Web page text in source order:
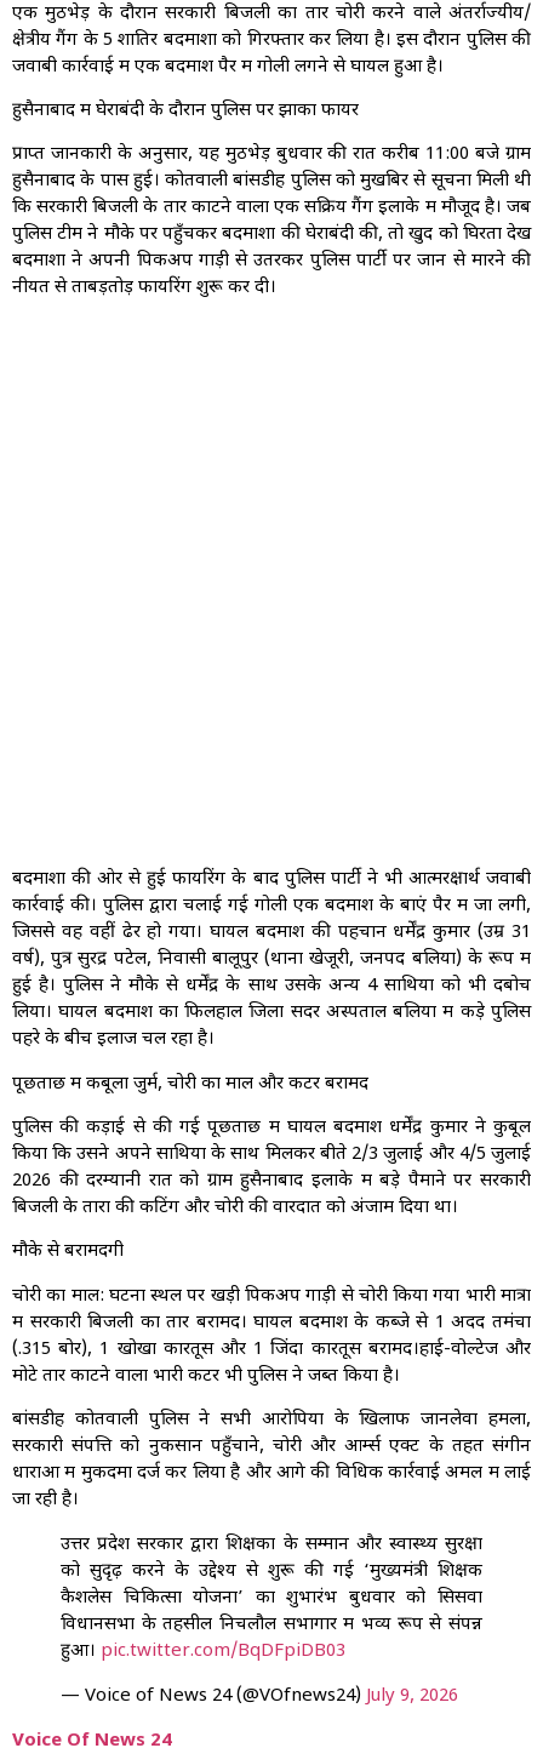
एक मुठभेड़ के दौरान सरकारी बिजली का तार चोरी करने वाले अंतर्राज्यीय/
क्षेत्रीय गैंग के 5 शातिर बदमाशों को गिरफ्तार कर लिया है। इस दौरान पुलिस की
जवाबी कार्रवाई में एक बदमाश पैर में गोली लगने से घायल हुआ है।
हुसैनाबाद में घेराबंदी के दौरान पुलिस पर झोंका फायर
प्राप्त जानकारी के अनुसार, यह मुठभेड़ बुधवार की रात करीब 11:00 बजे ग्राम
हुसैनाबाद के पास हुई। कोतवाली बांसडीह पुलिस को मुखबिर से सूचना मिली थी
कि सरकारी बिजली के तार काटने वाला एक सक्रिय गैंग इलाके में मौजूद है। जब
पुलिस टीम ने मौके पर पहुँचकर बदमाशों की घेराबंदी की, तो खुद को घिरता देख
बदमाशों ने अपनी पिकअप गाड़ी से उतरकर पुलिस पार्टी पर जान से मारने की
नीयत से ताबड़तोड़ फायरिंग शुरू कर दी।
बदमाशों की ओर से हुई फायरिंग के बाद पुलिस पार्टी ने भी आत्मरक्षार्थ जवाबी
कार्रवाई की। पुलिस द्वारा चलाई गई गोली एक बदमाश के बाएं पैर में जा लगी,
जिससे वह वहीं ढेर हो गया। घायल बदमाश की पहचान धर्मेंद्र कुमार (उम्र 31
वर्ष), पुत्र सुरेंद्र पटेल, निवासी बालूपुर (थाना खेजूरी, जनपद बलिया) के रूप में
हुई है। पुलिस ने मौके से धर्मेंद्र के साथ उसके अन्य 4 साथियों को भी दबोच
लिया। घायल बदमाश का फिलहाल जिला सदर अस्पताल बलिया में कड़े पुलिस
पहरे के बीच इलाज चल रहा है।
पूछताछ में कबूला जुर्म, चोरी का माल और कटर बरामद
पुलिस की कड़ाई से की गई पूछताछ में घायल बदमाश धर्मेंद्र कुमार ने कुबूल
किया कि उसने अपने साथियों के साथ मिलकर बीते 2/3 जुलाई और 4/5 जुलाई
2026 की दरम्यानी रात को ग्राम हुसैनाबाद इलाके में बड़े पैमाने पर सरकारी
बिजली के तारों की कटिंग और चोरी की वारदात को अंजाम दिया था।
मौके से बरामदगी
चोरी का माल: घटना स्थल पर खड़ी पिकअप गाड़ी से चोरी किया गया भारी मात्रा
में सरकारी बिजली का तार बरामद। घायल बदमाश के कब्जे से 1 अदद तमंचा
(.315 बोर), 1 खोखा कारतूस और 1 जिंदा कारतूस बरामद।हाई-वोल्टेज और
मोटे तार काटने वाला भारी कटर भी पुलिस ने जब्त किया है।
बांसडीह कोतवाली पुलिस ने सभी आरोपियों के खिलाफ जानलेवा हमला,
सरकारी संपत्ति को नुकसान पहुँचाने, चोरी और आर्म्स एक्ट के तहत संगीन
धाराओं में मुकदमा दर्ज कर लिया है और आगे की विधिक कार्रवाई अमल में लाई
जा रही है।
उत्तर प्रदेश सरकार द्वारा शिक्षकों के सम्मान और स्वास्थ्य सुरक्षा
को सुदृढ़ करने के उद्देश्य से शुरू की गई ‘मुख्यमंत्री शिक्षक
कैशलेस चिकित्सा योजना’ का शुभारंभ बुधवार को सिसवा
विधानसभा के तहसील निचलौल सभागार में भव्य रूप से संपन्न
हुआ। pic.twitter.com/BqDFpiDB03
— Voice of News 24 (@VOfnews24) July 9, 2026
Voice Of News 24